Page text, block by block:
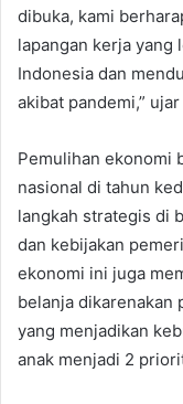
dibuka, kami
lapangan kerja yang
Indonesia dan
akibat pandemi,”
Pemulihan ekonomi
nasional di tahun
langkah strategis di
dan kebijakan
ekonomi ini juga
belanja dikarenakan
yang menjadikan
anak menjadi 2